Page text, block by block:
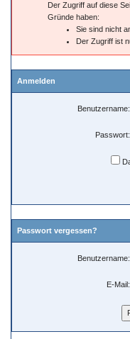
Der Zugriff auf diese
Gründe haben:
Sie sind nicht
Der Zugriff ist
Anmelden
Benutzername:
Passwort:
Passwort vergessen?
Benutzername:
E-Mail: